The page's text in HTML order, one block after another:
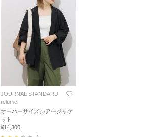
JOURNAL STANDARD
relume
オーバーサイズシアージャケ
ット
¥14,300